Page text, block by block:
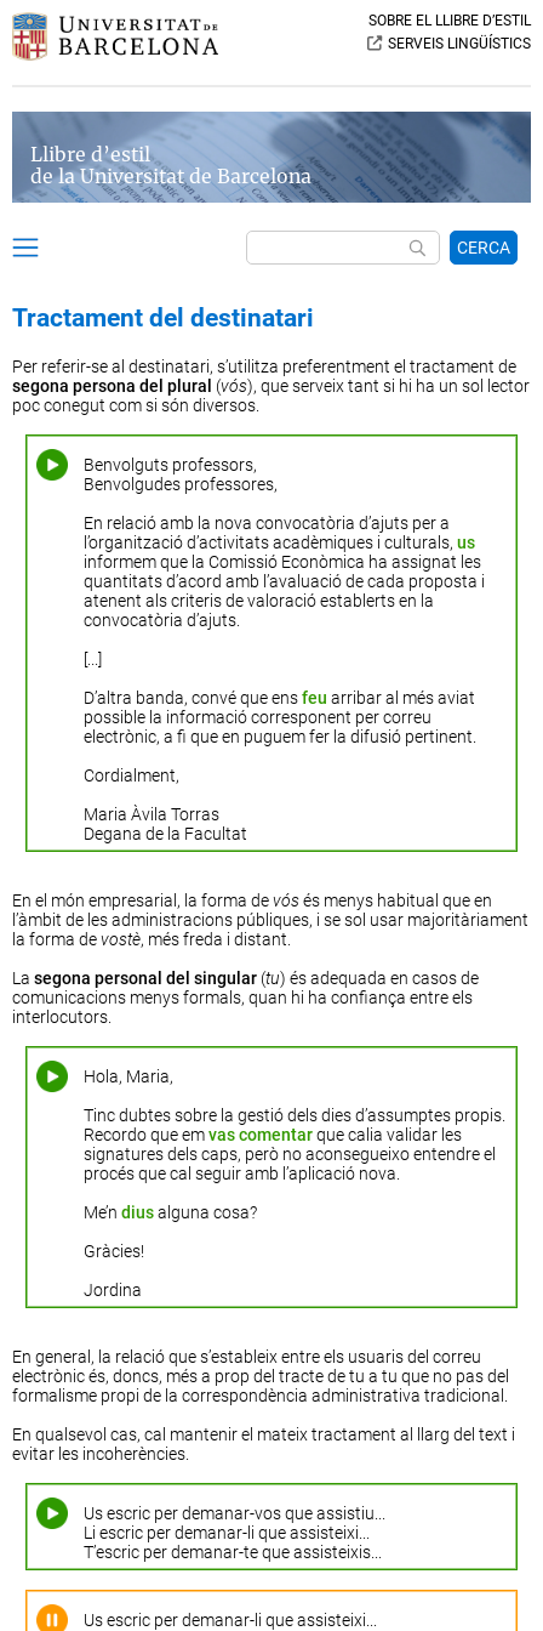
SOBRE EL LLIBRE D’ESTIL
SERVEIS LINGÜÍSTICS
Llibre d’estil
de la Universitat de Barcelona
CERCA
Tractament del destinatari
Per referir-se al destinatari, s’utilitza preferentment el tractament de
segona persona del plural (vós), que serveix tant si hi ha un sol lector
poc conegut com si són diversos.
Benvolguts professors,
Benvolgudes professores,
En relació amb la nova convocatòria d’ajuts per a
l’organització d’activitats acadèmiques i culturals,us
informem que la Comissió Econòmica ha assignat les
quantitats d’acord amb l’avaluació de cada proposta i
atenent als criteris de valoració establerts en la
convocatòria d’ajuts.
[...]
D’altra banda, convé que ensfeu arribar al més aviat
possible la informació corresponent per correu
electrònic, a fi que en puguem fer la difusió pertinent.
Cordialment,
Maria Àvila Torras
Degana de la Facultat
En el món empresarial, la forma devósés menys habitual que en
l’àmbit de les administracions públiques, i se sol usar majoritàriament
la forma devostè, més freda i distant.
La segona personal del singular (tu) és adequada en casos de
comunicacions menys formals, quan hi ha confiança entre els
interlocutors.
Hola, Maria,
Tinc dubtes sobre la gestió dels dies d’assumptes propis.
Recordo que emvas comentarque calia validar les
signatures dels caps, però no aconsegueixo entendre el
procés que cal seguir amb l’aplicació nova.
Me’ndiusalguna cosa?
Gràcies!
Jordina
En general, la relació que s’estableix entre els usuaris del correu
electrònic és, doncs, més a prop del tracte de tu a tu que no pas del
formalisme propi de la correspondència administrativa tradicional.
En qualsevol cas, cal mantenir el mateix tractament al llarg del text i
evitar les incoherències.
Us escric per demanar-vos que assistiu...
Li escric per demanar-li que assisteixi...
T’escric per demanar-te que assisteixis...
Us escric per demanar-li que assisteixi...